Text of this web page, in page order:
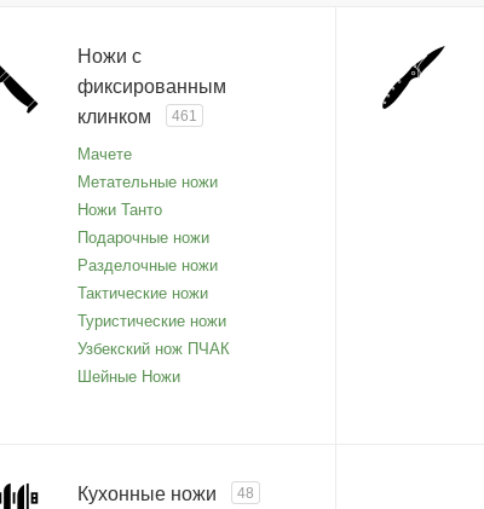
Ножи с
фиксированным
клинком
461
Мачете
Метательные ножи
Ножи Танто
Подарочные ножи
Разделочные ножи
Тактические ножи
Туристические ножи
Узбекский нож ПЧАК
Шейные Ножи
Кухонные ножи 48